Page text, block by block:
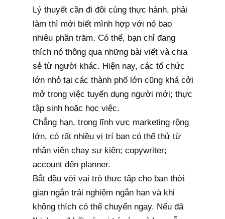
Lý thuyết cần đi đôi cùng thực hành, phải
làm thì mới biết mình hợp với nó bao
nhiêu phần trăm. Có thể, bạn chỉ đang
thích nó thông qua những bài viết và chia
sẻ từ người khác. Hiện nay, các tổ chức
lớn nhỏ tại các thành phố lớn cũng khá cởi
mở trong việc tuyển dụng người mới; thực
tập sinh hoặc học việc.
Chẳng hạn, trong lĩnh vực marketing rộng
lớn, có rất nhiều vị trí bạn có thể thử từ
nhân viên chạy sự kiện; copywriter;
account đến planner.
Bắt đầu với vai trò thực tập cho bạn thời
gian ngắn trải nghiệm ngắn hạn và khi
không thích có thể chuyển ngay. Nếu đã